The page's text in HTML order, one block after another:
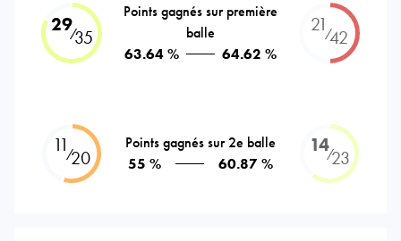
29⁄35
Points gagnés sur première
balle
63.64 %
64.62 %
21⁄42
11⁄20
Points gagnés sur 2e balle
55 %
60.87 %
14⁄23